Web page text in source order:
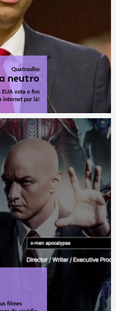
Quatroolho
neutro
EUA vota o fim
internet por lá!
filmes